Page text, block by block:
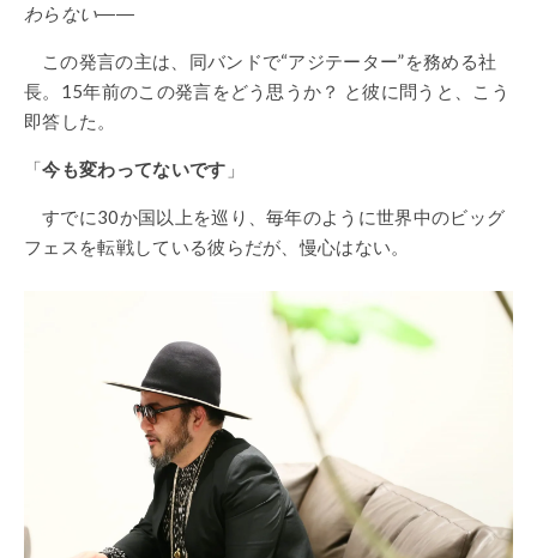
わらない――
この発言の主は、同バンドで“アジテーター”を務める社
長。15年前のこの発言をどう思うか？ と彼に問うと、こう
即答した。
「今も変わってないです 」
すでに30か国以上を巡り、毎年のように世界中のビッグ
フェスを転戦している彼らだが、慢心はない。